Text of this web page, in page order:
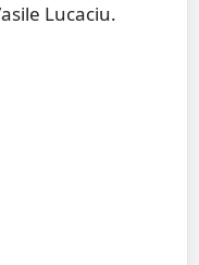
Lucaciu.